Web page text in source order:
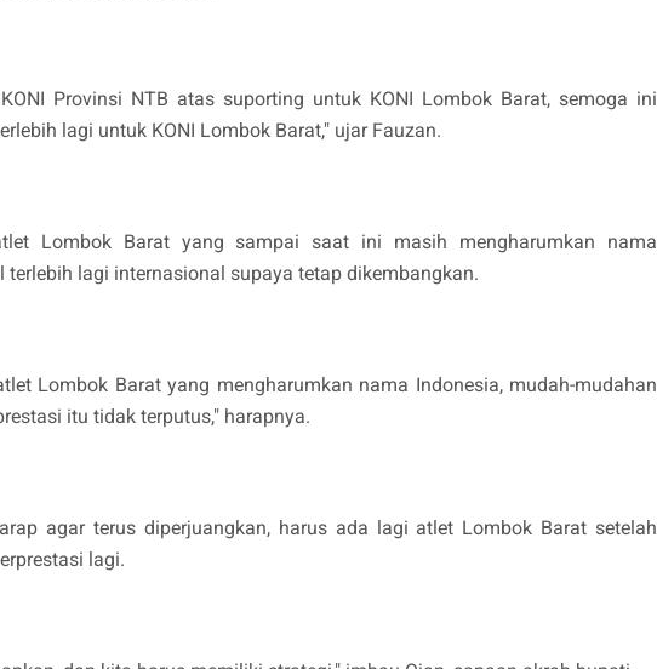
Provinsi NTB atas suporting untuk KONI Lombok Barat, semoga ini
lagi untuk KONI Lombok Barat," ujar Fauzan.
Lombok Barat yang sampai saat ini masih mengharumkan nama
terlebih lagi internasional supaya tetap dikembangkan.
Lombok Barat yang mengharumkan nama Indonesia, mudah-mudahan
itu tidak terputus," harapnya.
agar terus diperjuangkan, harus ada lagi atlet Lombok Barat setelah
lagi.